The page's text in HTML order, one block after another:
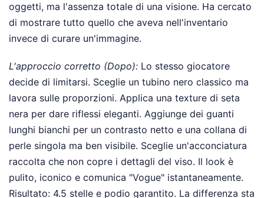
oggetti, ma l'assenza totale di una visione. Ha cercato
di mostrare tutto quello che aveva nell'inventario
invece di curare un'immagine.
L'approccio corretto (Dopo): Lo stesso giocatore
decide di limitarsi. Sceglie un tubino nero classico ma
lavora sulle proporzioni. Applica una texture di seta
nera per dare riflessi eleganti. Aggiunge dei guanti
lunghi bianchi per un contrasto netto e una collana di
perle singola ma ben visibile. Sceglie un'acconciatura
raccolta che non copre i dettagli del viso. Il look è
pulito, iconico e comunica "Vogue" istantaneamente.
Risultato: 4.5 stelle e podio garantito. La differenza sta